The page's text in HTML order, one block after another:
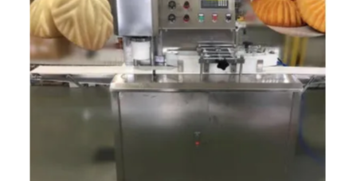
PRIVACY
POLICY